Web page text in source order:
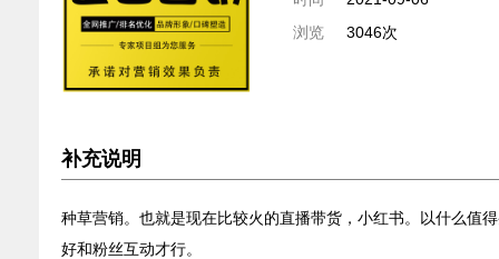
浏览
3046次
补充说明
种草营销。也就是现在比较火的直播带货，小红书。以什么值
好和粉丝互动才行。